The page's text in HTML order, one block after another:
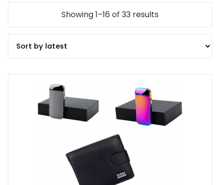
Showing 1–16 of 33 results